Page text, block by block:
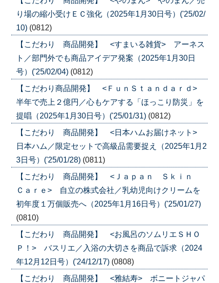
り場の縮小受けＥＣ強化（2025年1月30日号）('25/02/
10) (0812)
【こだわり 商品開発】 <すまいる雑貨> アーネス
ト／部門外でも商品アイデア発案（2025年1月30日
号）('25/02/04) (0812)
【こだわり商品開発】 <ＦｕｎＳｔａｎｄａｒｄ>
半年で売上２億円／心もケアする「ほっこり防災」を
提唱（2025年1月30日号）('25/01/31) (0812)
【こだわり 商品開発】 <日本ハムお届けネット>
日本ハム／限定セットで高級品需要捉え（2025年1月2
3日号）('25/01/28) (0811)
【こだわり 商品開発】 <Ｊａｐａｎ Ｓｋｉｎ
Ｃａｒｅ> 自立の株式会社／乳幼児向けクリームを
初年度１万個販売へ（2025年1月16日号）('25/01/27)
(0810)
【こだわり 商品開発】 <お風呂のソムリエＳＨＯ
Ｐ！> バスリエ／入浴の大切さを商品で訴求（2024
年12月12日号）('24/12/17) (0808)
【こだわり 商品開発】 <雅結寿> ボニートジャパ